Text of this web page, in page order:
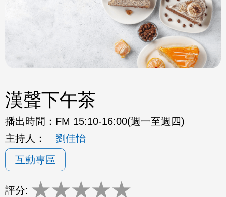
漢聲下午茶
播出時間： FM 15:10-16:00(週一至週四)
主持人：
劉佳怡
互動專區
評分: ★★★★★